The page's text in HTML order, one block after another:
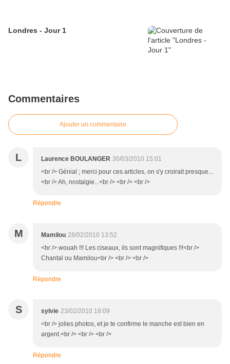
Londres - Jour 1
Commentaires
Ajouter un commentaire
L Laurence BOULANGER 30/03/2010 15:01
<br /> Génial ; merci pour ces articles, on s'y croirait presque...
<br /> Ah, nostalgie...<br /> <br /> <br />
Répondre
M Mamilou 28/02/2010 13:52
<br /> wouah !!! Les ciseaux, ils sont magnifiques !!!<br />
Chantal ou Mamilou<br /> <br /> <br />
Répondre
S sylvie 23/02/2010 18:09
<br /> jolies photos, et je te confirme le manche est bien en
argent.<br /> <br /> <br />
Répondre